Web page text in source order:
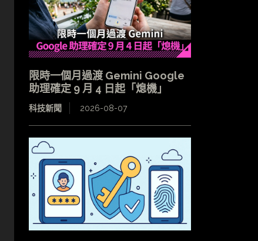
限時一個月過渡 Gemini Google
助理確定 9 月 4 日起「熄機」
科技新聞 2026-08-07